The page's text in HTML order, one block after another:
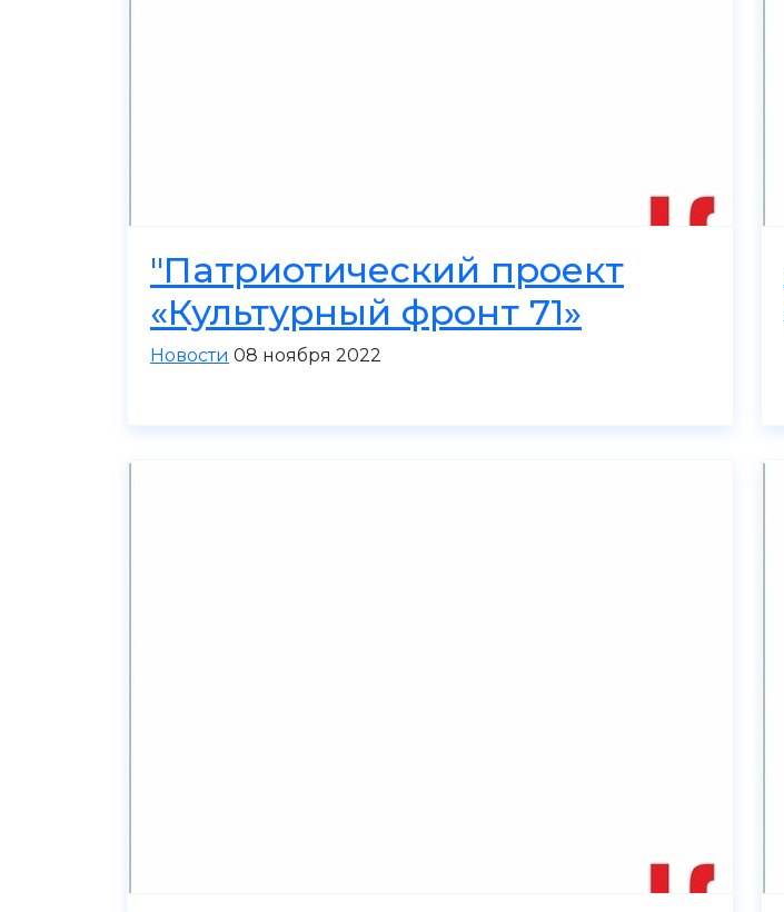
"Патриотический проект
«Культурный фронт 71»
Новости 08 ноября 2022